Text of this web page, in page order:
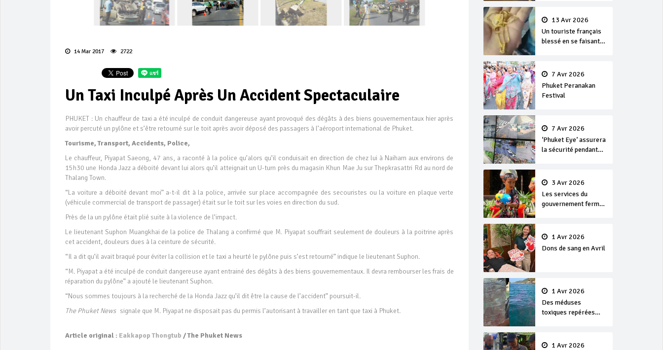
14 Mar 2017 2722
Un Taxi Inculpé Après Un Accident Spectaculaire
PHUKET : Un chauffeur de taxi a été inculpé de conduit dangereuse ayant provoqué des dégâts à des biens gouvernementaux hier après
avoir percuté un pylône et s’être retourné sur le toit après avoir déposé des passagers à l’aéroport international de Phuket.
Tourisme, Transport, Accidents, Police,
Le chauffeur, Piyapat Saeong, 47 ans, a raconté à la police qu’alors qu’il conduisait en direction de chez lui à Naiharn aux environs de
15h30 une Honda Jazz a déboité devant lui alors qu’il atteignait un U-turn près du magasin Khun Mae Ju sur Thepkrasattri Rd au nord de
Thalang Town.
“La voiture a déboité devant moi” a-t-il dit à la police, arrivée sur place accompagnée des secouristes ou la voiture en plaque verte
(véhicule commercial de transport de passager) était sur le toit sur les voies en direction du sud.
Près de la un pylône était plié suite à la violence de l’impact.
Le lieutenant Suphon Muangkhai de la police de Thalang a confirmé que M. Piyapat souffrait seulement de douleurs à la poitrine après
cet accident, douleurs dues à la ceinture de sécurité.
“Il a dit qu’il avait braqué pour éviter la collision et le taxi a heurté le pylône puis s’est retourné” indique le lieutenant Suphon.
“M. Piyapat a été inculpé de conduit dangereuse ayant entrainé des dégâts à des biens gouvernementaux. Il devra rembourser les frais de
réparation du pylône” a ajouté le lieutenant Suphon.
“Nous sommes toujours à la recherché de la Honda Jazz qu’il dit être la cause de l’accident” poursuit-il.
The Phuket News signale que M. Piyapat ne disposait pas du permis l’autorisant à travailler en tant que taxi à Phuket.
Article original : Eakkapop Thongtub / The Phuket News
13 Avr 2026
Un touriste français
blessé en se faisant
7 Avr 2026
Phuket Peranakan
Festival
7 Avr 2026
‘Phuket Eye’ assurera
la sécurité pendant
3 Avr 2026
Les services du
gouvernement fermés
Songkran
1 Avr 2026
Dons de sang en Avril
1 Avr 2026
Des méduses
toxiques repérées
1 Avr 2026